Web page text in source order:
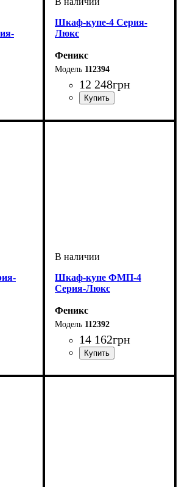
Шкаф-купе-4 Серия-
Люкс
Феникс
112394
12 248грн
Шкаф-купе ФМП-4
Серия-Люкс
Феникс
112392
14 162грн